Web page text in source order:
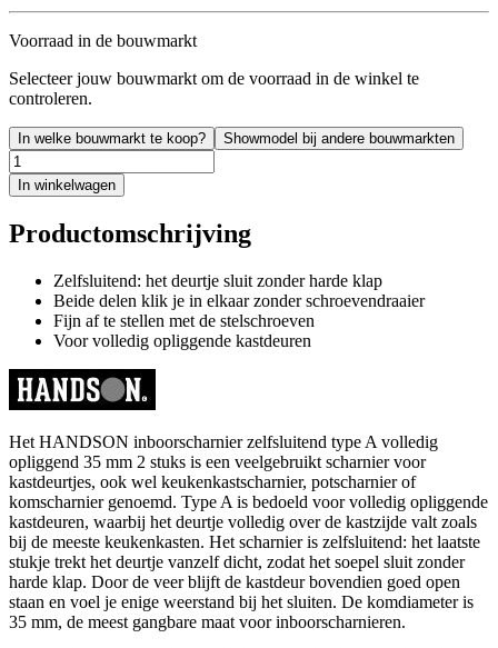
Voorraad in de bouwmarkt
Selecteer jouw bouwmarkt om de voorraad in de winkel te
controleren.
In welke bouwmarkt te koop? Showmodel bij andere bouwmarkten
In winkelwagen
Productomschrijving
Zelfsluitend: het deurtje sluit zonder harde klap
Beide delen klik je in elkaar zonder schroevendraaier
Fijn af te stellen met de stelschroeven
Voor volledig opliggende kastdeuren
Het HANDSON inboorscharnier zelfsluitend type A volledig
opliggend 35 mm 2 stuks is een veelgebruikt scharnier voor
kastdeurtjes, ook wel keukenkastscharnier, potscharnier of
komscharnier genoemd. Type A is bedoeld voor volledig opliggende
kastdeuren, waarbij het deurtje volledig over de kastzijde valt zoals
bij de meeste keukenkasten. Het scharnier is zelfsluitend: het laatste
stukje trekt het deurtje vanzelf dicht, zodat het soepel sluit zonder
harde klap. Door de veer blijft de kastdeur bovendien goed open
staan en voel je enige weerstand bij het sluiten. De komdiameter is
35 mm, de meest gangbare maat voor inboorscharnieren.